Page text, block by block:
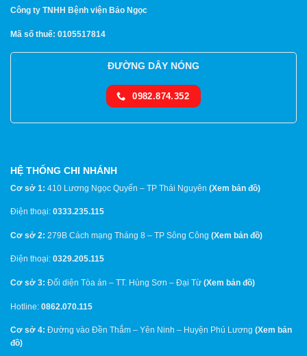
Công ty TNHH Bệnh viện Bảo Ngọc
Mã số thuế: 0105517814
ĐƯỜNG DÂY NÓNG
0982.874.352
HỆ THỐNG CHI NHÁNH
Cơ sở 1: 410 Lương Ngọc Quyến – TP Thái Nguyên (Xem bản đồ)
Điện thoại: 0333.235.115
Cơ sở 2: 279B Cách mạng Tháng 8 – TP Sông Công (Xem bản đồ)
Điện thoại: 0329.205.115
Cơ sở 3: Đối diện Tòa án – TT. Hùng Sơn – Đại Từ (Xem bản đồ)
Hotline: 0862.070.115
Cơ sở 4: Đường vào Đền Thắm – Yên Ninh – Huyện Phú Lương (Xem bản
đồ)